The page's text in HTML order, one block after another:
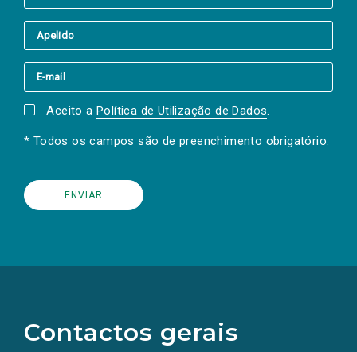
Aceito a Política de Utilização de Dados.
* Todos os campos são de preenchimento obrigatório.
Contactos gerais
redes
sociais